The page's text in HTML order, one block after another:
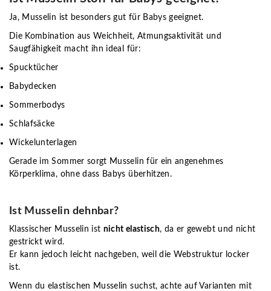
Ja, Musselin ist besonders gut für Babys geeignet.
Die Kombination aus Weichheit, Atmungsaktivität und
Saugfähigkeit macht ihn ideal für:
Spucktücher
Babydecken
Sommerbodys
Schlafsäcke
Wickelunterlagen
Gerade im Sommer sorgt Musselin für ein angenehmes
Körperklima, ohne dass Babys überhitzen.
Ist Musselin dehnbar?
Klassischer Musselin ist nicht elastisch, da er gewebt und nicht
gestrickt wird.
Er kann jedoch leicht nachgeben, weil die Webstruktur locker
ist.
Wenn du elastischen Musselin suchst, achte auf Varianten mit